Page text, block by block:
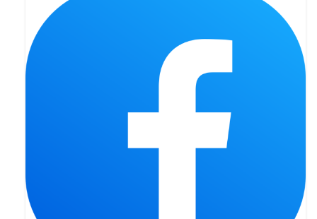
Wielki Piątek 2019
Droga Krzyżowa w parafii św. Jakuba